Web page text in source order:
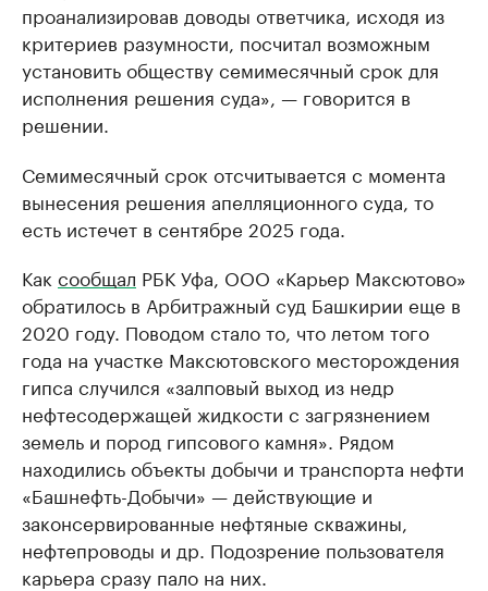
проанализировав доводы ответчика, исходя из
критериев разумности, посчитал возможным
установить обществу семимесячный срок для
исполнения решения суда», — говорится в
решении.
Семимесячный срок отсчитывается с момента
вынесения решения апелляционного суда, то
есть истечет в сентябре 2025 года.
Как сообщал РБК Уфа, ООО «Карьер Максютово»
обратилось в Арбитражный суд Башкирии еще в
2020 году. Поводом стало то, что летом того
года на участке Максютовского месторождения
гипса случился «залповый выход из недр
нефтесодержащей жидкости с загрязнением
земель и пород гипсового камня». Рядом
находились объекты добычи и транспорта нефти
«Башнефть-Добычи» — действующие и
законсервированные нефтяные скважины,
нефтепроводы и др. Подозрение пользователя
карьера сразу пало на них.